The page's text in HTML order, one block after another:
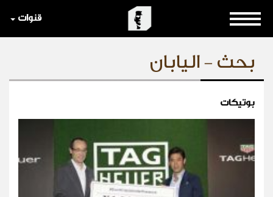
قنوات
بحث - اليابان
بوتيكات